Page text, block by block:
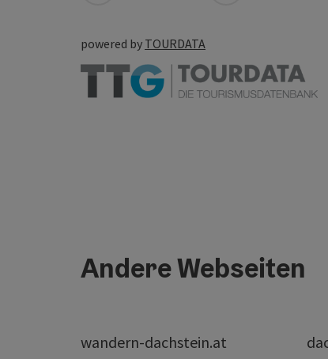
powered by TOURDATA
Andere Webseiten
wandern-dachstein.at